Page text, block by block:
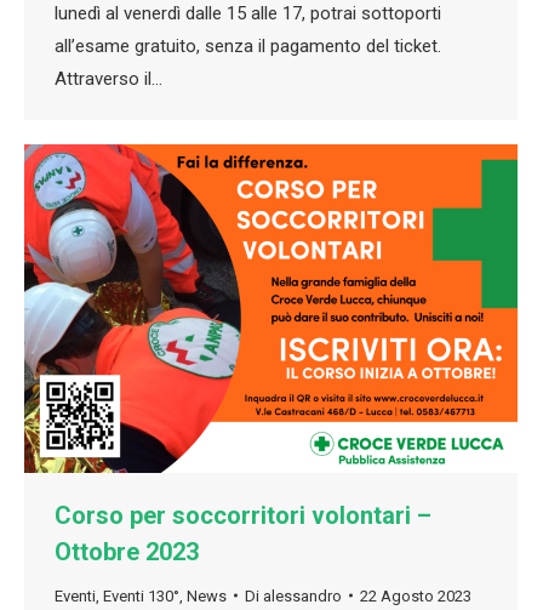
lunedì al venerdì dalle 15 alle 17, potrai sottoporti
all’esame gratuito, senza il pagamento del ticket.
Attraverso il…
Corso per soccorritori volontari –
Ottobre 2023
Eventi Eventi 130° News Di alessandro 22 Agosto 2023